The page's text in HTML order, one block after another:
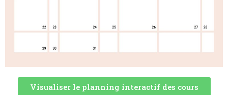
Visualiser le planning interactif des cours